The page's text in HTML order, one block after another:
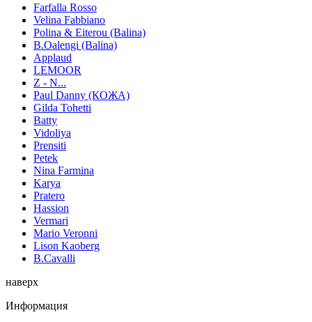
Farfalla Rosso
Velina Fabbiano
Polina & Eiterou (Balina)
B.Oalengi (Balina)
Applaud
LEMOOR
Z - N...
Paul Danny (КОЖА)
Gilda Tohetti
Batty
Vidoliya
Prensiti
Petek
Nina Farmina
Karya
Pratero
Hassion
Vermari
Mario Veronni
Lison Kaoberg
B.Cavalli
наверх
Информация